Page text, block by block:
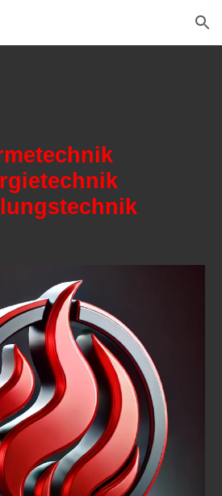
Skip to navigation